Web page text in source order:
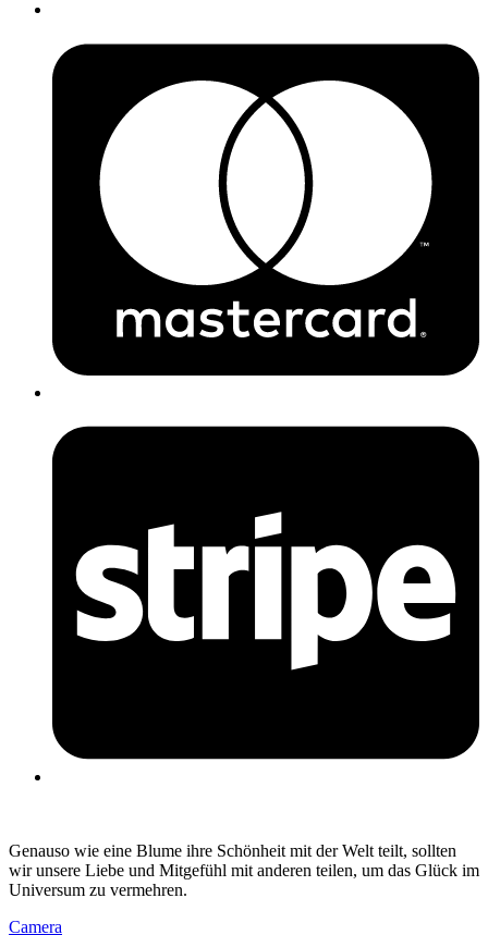
Genauso wie eine Blume ihre Schönheit mit der Welt teilt, sollten
wir unsere Liebe und Mitgefühl mit anderen teilen, um das Glück im
Universum zu vermehren.
Camera